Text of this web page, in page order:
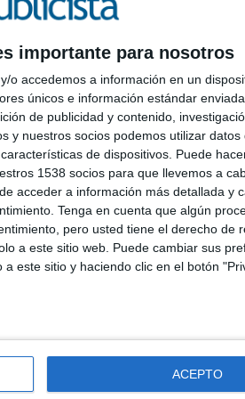
importante para nosotros
o accedemos a información en un
únicos e información estándar
de publicidad y contenido,
y nuestros socios podemos utilizar datos
de dispositivos. Puede
1538 socios para que llevemos a
acceder a información más detallada y
Tenga en cuenta que algún
pero usted tiene el derecho de
a este sitio web. Puede cambiar sus
este sitio y haciendo clic en el botón
ACEPTO
efectivamente sea feo, una
comunicación para disparar la
Y PREMIOS 24/06/2026
of Yotei' conquista el
Premio de los IV
las mejores campañas de
del año en una edición que ha
of Yotei', de Sony Interactive
alzado con el Gran Premio de